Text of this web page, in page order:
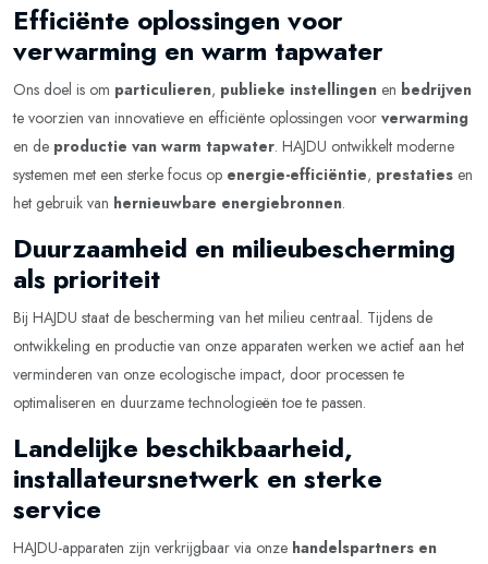
Efficiënte oplossingen voor
verwarming en warm tapwater
Ons doel is om particulieren, publieke instellingen en bedrijven
te voorzien van innovatieve en efficiënte oplossingen voor verwarming
en de productie van warm tapwater. HAJDU ontwikkelt moderne
systemen met een sterke focus op energie-efficiëntie, prestaties en
het gebruik van hernieuwbare energiebronnen.
Duurzaamheid en milieubescherming
als prioriteit
Bij HAJDU staat de bescherming van het milieu centraal. Tijdens de
ontwikkeling en productie van onze apparaten werken we actief aan het
verminderen van onze ecologische impact, door processen te
optimaliseren en duurzame technologieën toe te passen.
Landelijke beschikbaarheid,
installateursnetwerk en sterke
service
HAJDU-apparaten zijn verkrijgbaar via onze handelspartners en